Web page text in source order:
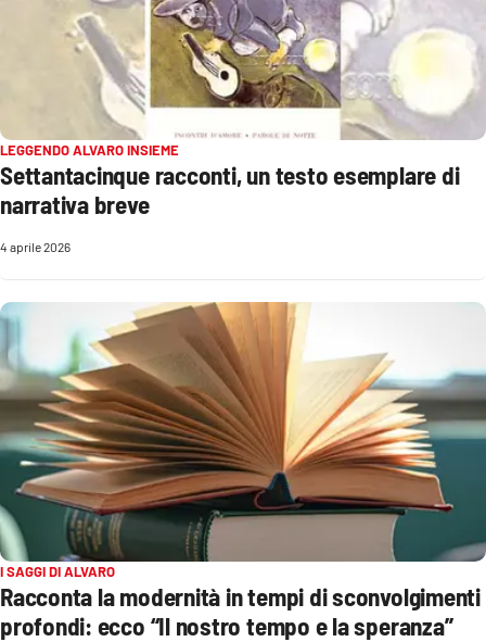
APP
Android
Apple
LEGGENDO ALVARO INSIEME
Settantacinque racconti, un testo esemplare di
narrativa breve
4 aprile 2026
I SAGGI DI ALVARO
Racconta la modernità in tempi di sconvolgimenti
profondi: ecco “Il nostro tempo e la speranza”